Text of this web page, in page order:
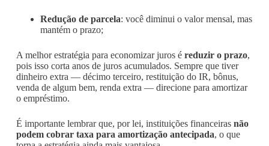
Redução de parcela: você diminui o valor mensal, mas
mantém o prazo;
A melhor estratégia para economizar juros é reduzir o prazo,
pois isso corta anos de juros acumulados. Sempre que tiver
dinheiro extra — décimo terceiro, restituição do IR, bônus,
venda de algum bem, renda extra — direcione para amortizar
o empréstimo.
É importante lembrar que, por lei, instituições financeiras não
podem cobrar taxa para amortização antecipada, o que